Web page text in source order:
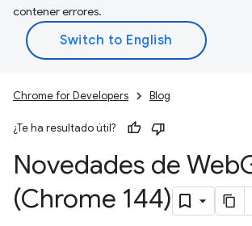
contener errores.
Chrome for Developers Blog
¿Te ha resultado útil?
Novedades de Web
(Chrome 144)